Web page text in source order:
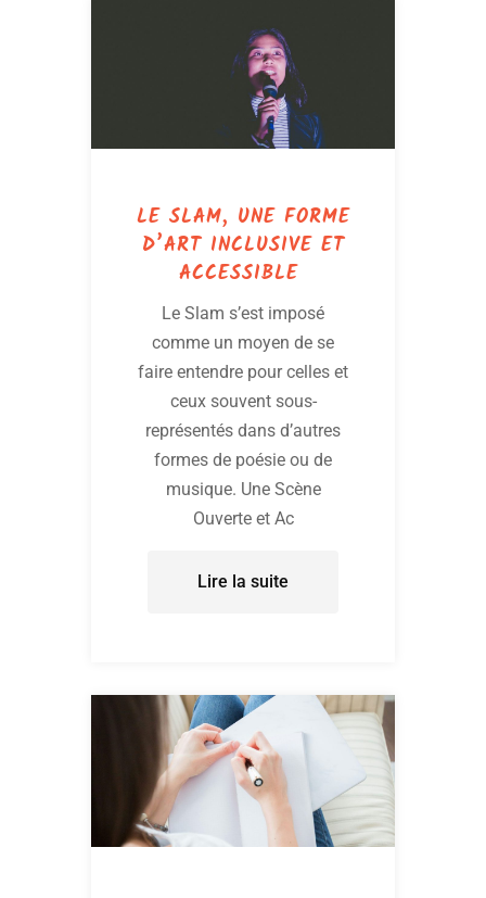
LE SLAM, UNE FORME
D’ART INCLUSIVE ET
ACCESSIBLE
Le Slam s’est imposé
comme un moyen de se
faire entendre pour celles et
ceux souvent sous-
représentés dans d’autres
formes de poésie ou de
musique. Une Scène
Ouverte et Ac
Lire la suite